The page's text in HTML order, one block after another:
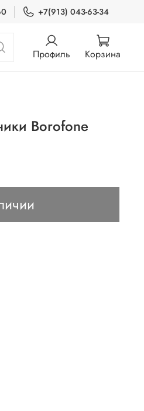
+7(913) 043-63-34
Профиль Корзина
Borofone